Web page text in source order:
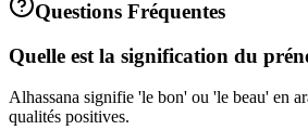
Questions Fréquentes
Quelle est la signification du
Alhassana signifie 'le bon' ou 'le beau' en
qualités positives.